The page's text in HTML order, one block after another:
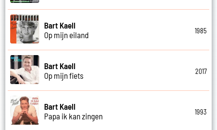
Bart Kaell
Op mijn eiland
1985
Bart Kaell
Op mijn fiets
2017
Bart Kaell
Papa ik kan zingen
1993